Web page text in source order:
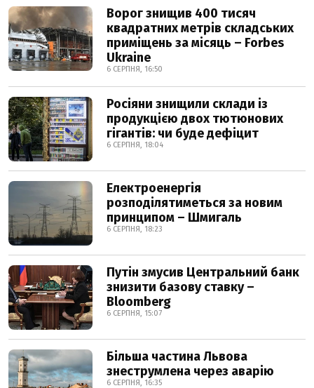
Ворог знищив 400 тисяч
квадратних метрів складських
приміщень за місяць – Forbes
Ukraine
6 СЕРПНЯ, 16:50
Росіяни знищили склади із
продукцією двох тютюнових
гігантів: чи буде дефіцит
6 СЕРПНЯ, 18:04
Електроенергія
розподілятиметься за новим
принципом – Шмигаль
6 СЕРПНЯ, 18:23
Путін змусив Центральний банк
знизити базову ставку –
Bloomberg
6 СЕРПНЯ, 15:07
Більша частина Львова
знеструмлена через аварію
6 СЕРПНЯ, 16:35